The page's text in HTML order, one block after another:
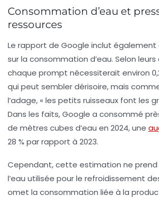
Consommation d’eau et
ressources
Le rapport de Google inclut également
sur la consommation d’eau. Selon leurs
chaque prompt nécessiterait environ
qui peut sembler dérisoire, mais
l’adage, « les petits ruisseaux font les
Dans les faits, Google a consommé
de mètres cubes d’eau en 2024, une
28 % par rapport à 2023.
Cependant, cette estimation ne
l’eau utilisée pour le refroidissement
omet la consommation liée à la